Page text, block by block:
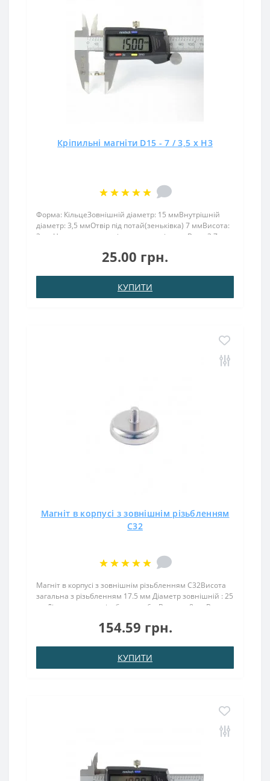
Кріпильні магніти D15 - 7 / 3,5 x H3
Форма: КільцеЗовнішній діаметр: 15 ммВнутрішній
діаметр: 3,5 ммОтвір під потай(зеньківка) 7 ммВисота:
3 ммНапрямок намагнічування: аксіальнеВага: 3,7
N38Зчеплення прибл .: 1,500 кгТемпература використ..
25.00 грн.
КУПИТИ
Магніт в корпусі з зовнішнім різьбленням
С32
Магніт в корпусі з зовнішнім різьбленням С32Висота
загальна з різьбленням 17.5 мм Діаметр зовнішній : 25
ммДіаметр внутр. різьблення : 6.мВисота : 8 ммВага:
N38Зчеплення прибл .: 39.00 кгТемперат..
154.59 грн.
КУПИТИ